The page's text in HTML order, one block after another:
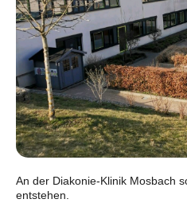
An der Diakonie-Klinik Mosbach
entstehen.